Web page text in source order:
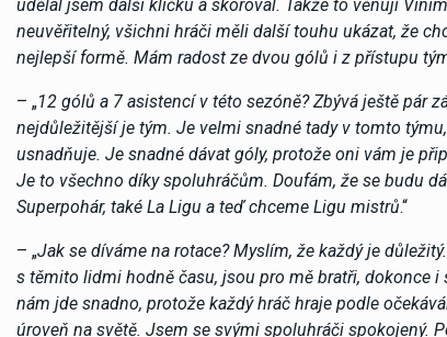
udělal jsem další kličku a skóroval. Takže to věnuji
neuvěřitelný, všichni hráči měli další touhu ukázat, že
nejlepší formě. Mám radost ze dvou gólů i z přístupu
– „12 gólů a 7 asistencí v této sezóně? Zbývá ještě pár
nejdůležitější je tým. Je velmi snadné tady v tomto
usnadňuje. Je snadné dávat góly, protože oni vám je
Je to všechno díky spoluhráčům. Doufám, že se budu
Superpohár, také La Ligu a teď chceme Ligu mistrů.“
– „Jak se díváme na rotace? Myslím, že každý je
s těmito lidmi hodně času, jsou pro mě bratři, dokonce
nám jde snadno, protože každý hráč hraje podle
úroveň na světě. Jsem se svými spoluhráči spokojený.